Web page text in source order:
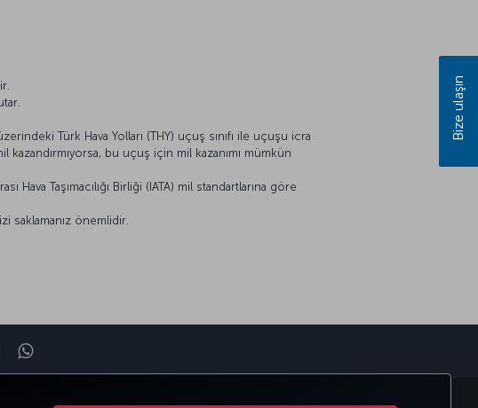
Türk Hava Yolları (THY) uçuş sınıfı ile uçuşu icra
bu uçuş için mil kazanımı mümkün
Hava Taşımacılığı Birliği (IATA) mil standartlarına göre
saklamanız önemlidir.
Whatsapp
Bize ulaşın